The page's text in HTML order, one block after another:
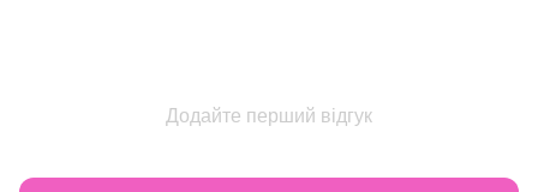
Додайте перший відгук